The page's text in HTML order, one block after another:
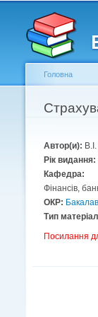
Головне
Ви є тут
Головна
Автор(и):
Рік видання:
Кафедра:
Фінансів,
ОКР:
Тип
Посилання